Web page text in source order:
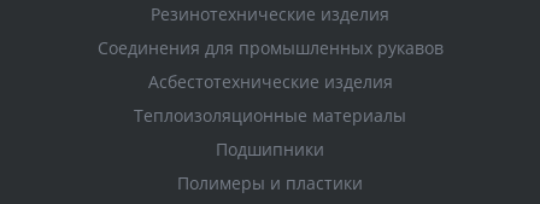
Резинотехнические изделия
Соединения для промышленных рукавов
Асбестотехнические изделия
Теплоизоляционные материалы
Подшипники
Полимеры и пластики